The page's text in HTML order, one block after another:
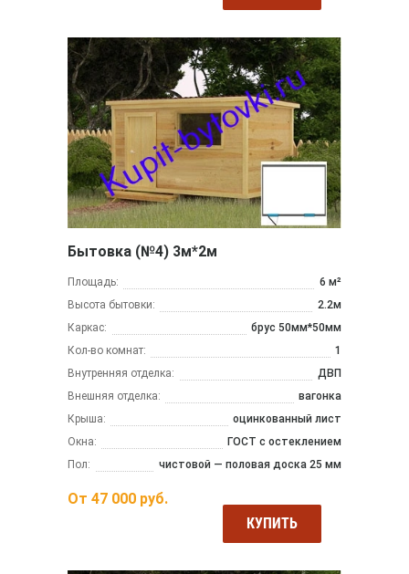
Бытовка (№4) 3м*2м
Площадь:
6 м²
Высота бытовки:
2.2м
Каркас:
брус 50мм*50мм
Кол-во комнат:
1
Внутренняя отделка:
ДВП
Внешняя отделка:
вагонка
Крыша:
оцинкованный лист
Окна:
ГОСТ с остеклением
Пол:
чистовой — половая доска 25 мм
От 47 000 руб.
КУПИТЬ